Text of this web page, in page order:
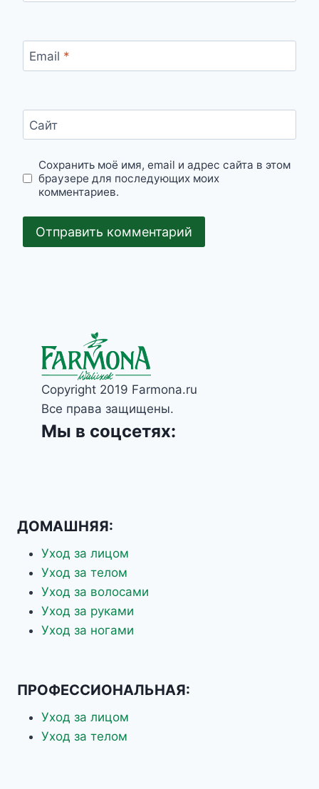
Email *
Сайт
Сохранить моё имя, email и адрес сайта в этом
браузере для последующих моих
комментариев.
Copyright 2019 Farmona.ru
Все права защищены.
Мы в соцсетях:
ДОМАШНЯЯ:
Уход за лицом
Уход за телом
Уход за волосами
Уход за руками
Уход за ногами
ПРОФЕССИОНАЛЬНАЯ:
Уход за лицом
Уход за телом